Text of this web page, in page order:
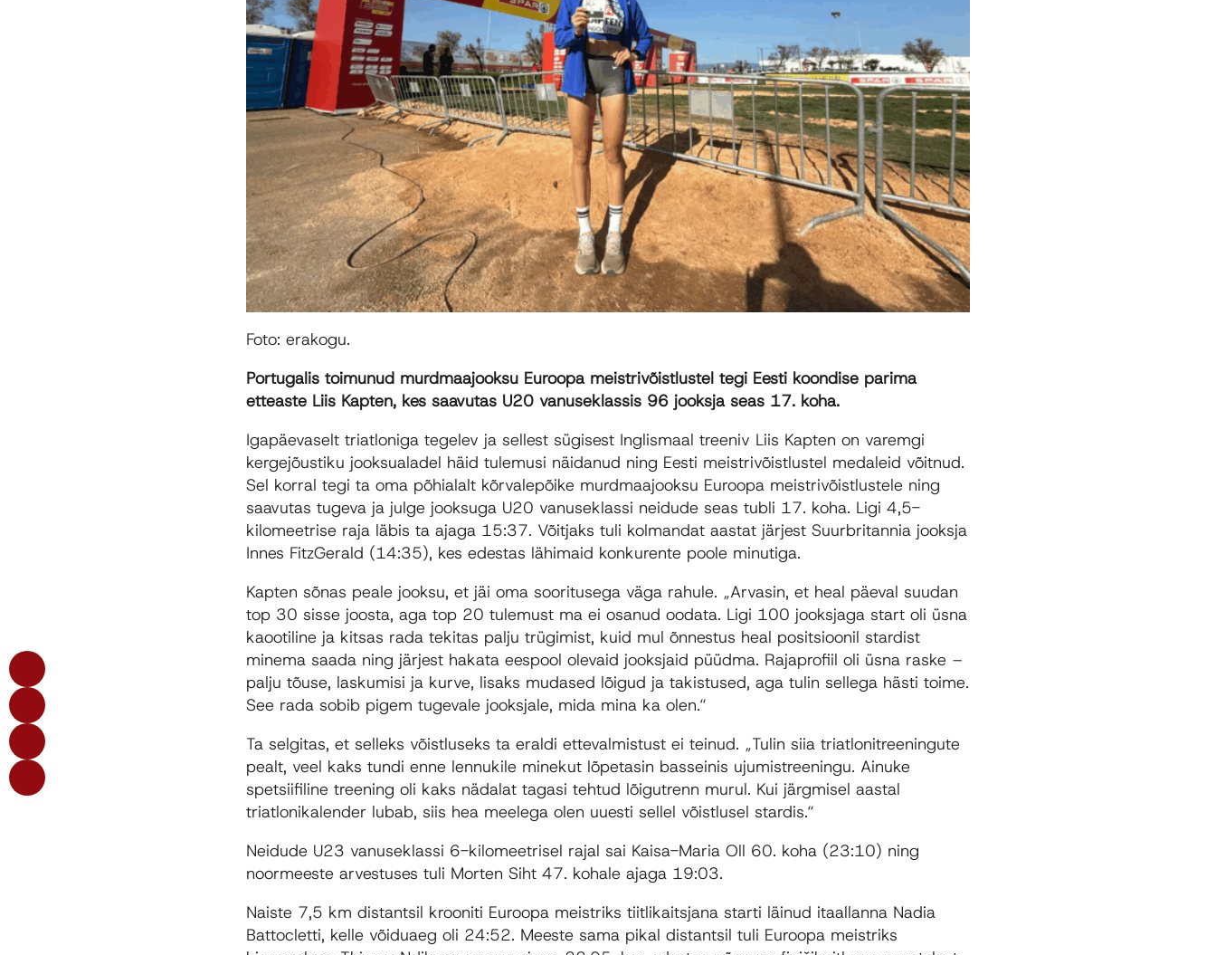
Foto: erakogu.
Portugalis toimunud murdmaajooksu Euroopa meistrivõistlustel tegi Eesti koondise parima
etteaste Liis Kapten, kes saavutas U20 vanuseklassis 96 jooksja seas 17. koha.
Igapäevaselt triatloniga tegelev ja sellest sügisest Inglismaal treeniv Liis Kapten on varemgi
kergejõustiku jooksualadel häid tulemusi näidanud ning Eesti meistrivõistlustel medaleid võitnud.
Sel korral tegi ta oma põhialalt kõrvalepõike murdmaajooksu Euroopa meistrivõistlustele ning
saavutas tugeva ja julge jooksuga U20 vanuseklassi neidude seas tubli 17. koha. Ligi 4,5-
kilomeetrise raja läbis ta ajaga 15:37. Võitjaks tuli kolmandat aastat järjest Suurbritannia jooksja
Innes FitzGerald (14:35), kes edestas lähimaid konkurente poole minutiga.
Kapten sõnas peale jooksu, et jäi oma sooritusega väga rahule. „Arvasin, et heal päeval suudan
top 30 sisse joosta, aga top 20 tulemust ma ei osanud oodata. Ligi 100 jooksjaga start oli üsna
kaootiline ja kitsas rada tekitas palju trügimist, kuid mul õnnestus heal positsioonil stardist
minema saada ning järjest hakata eespool olevaid jooksjaid püüdma. Rajaprofiil oli üsna raske –
palju tõuse, laskumisi ja kurve, lisaks mudased lõigud ja takistused, aga tulin sellega hästi toime.
See rada sobib pigem tugevale jooksjale, mida mina ka olen.“
Ta selgitas, et selleks võistluseks ta eraldi ettevalmistust ei teinud. „Tulin siia triatlonitreeningute
pealt, veel kaks tundi enne lennukile minekut lõpetasin basseinis ujumistreeningu. Ainuke
spetsiifiline treening oli kaks nädalat tagasi tehtud lõigutrenn murul. Kui järgmisel aastal
triatlonikalender lubab, siis hea meelega olen uuesti sellel võistlusel stardis.“
Neidude U23 vanuseklassi 6-kilomeetrisel rajal sai Kaisa-Maria Oll 60. koha (23:10) ning
noormeeste arvestuses tuli Morten Siht 47. kohale ajaga 19:03.
Naiste 7,5 km distantsil krooniti Euroopa meistriks tiitlikaitsjana starti läinud itaallanna Nadia
Battocletti, kelle võiduaeg oli 24:52. Meeste sama pikal distantsil tuli Euroopa meistriks